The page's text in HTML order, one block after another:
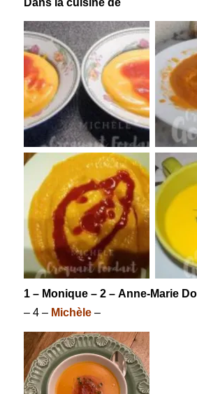
1 – Monique – 2 – Anne-Marie Do
– 4 – Michèle–